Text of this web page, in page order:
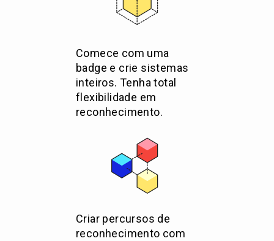
Comece com uma
badge e crie sistemas
inteiros. Tenha total
flexibilidade em
reconhecimento.
Criar percursos de
reconhecimento com